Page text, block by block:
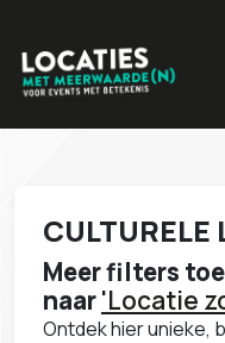
CULTURELE
Meer filters
naar'Locatie
Ontdek hier unieke,